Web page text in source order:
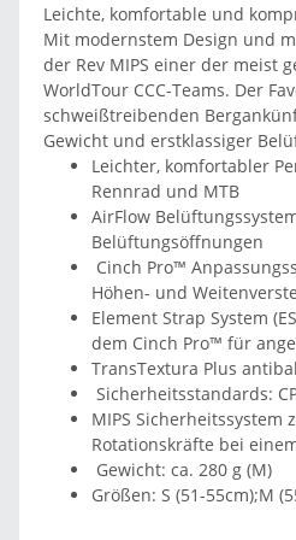
Leichte, komfortable und
Mit modernstem Design und
der Rev MIPS einer der meist
WorldTour CCC-Teams. Der
schweißtreibenden
Gewicht und erstklassiger
Leichter, komfortabler
Rennrad und MTB
AirFlow
Belüftungsöffnungen
Cinch Pro™
Höhen- und
Element Strap System
dem Cinch Pro™ für
TransTextura Plus
Sicherheitsstandards:
MIPS Sicherheitssystem
Rotationskräfte bei
Gewicht: ca. 280 g (M)
Größen: S (51-55cm);M